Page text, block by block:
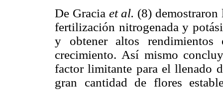
De Gracia et al. (8)
fertilización nitrogenada y
y obtener altos
crecimiento. Así mismo
factor limitante para el llenado
gran cantidad de flores